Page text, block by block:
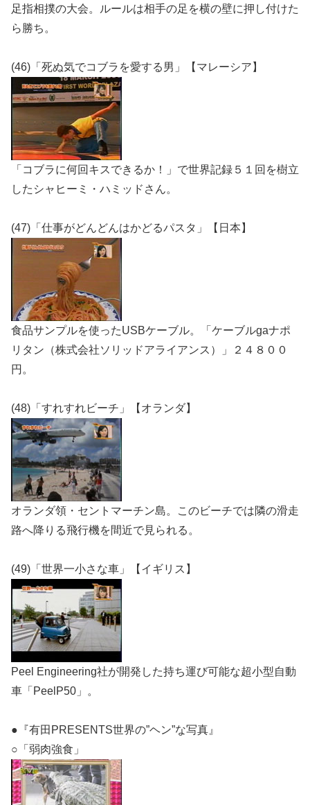
足指相撲の大会。ルールは相手の足を横の壁に押し付けた
ら勝ち。
(46)「死ぬ気でコブラを愛する男」【マレーシア】
「コブラに何回キスできるか！」で世界記録５１回を樹立
したシャヒーミ・ハミッドさん。
(47)「仕事がどんどんはかどるパスタ」【日本】
食品サンプルを使ったUSBケーブル。「ケーブルgaナポ
リタン（株式会社ソリッドアライアンス）」２４８００
円。
(48)「すれすれビーチ」【オランダ】
オランダ領・セントマーチン島。このビーチでは隣の滑走
路へ降りる飛行機を間近で見られる。
(49)「世界一小さな車」【イギリス】
Peel Engineering社が開発した持ち運び可能な超小型自動
車「PeelP50」。
●『有田PRESENTS世界の”ヘン”な写真』
○「弱肉強食」